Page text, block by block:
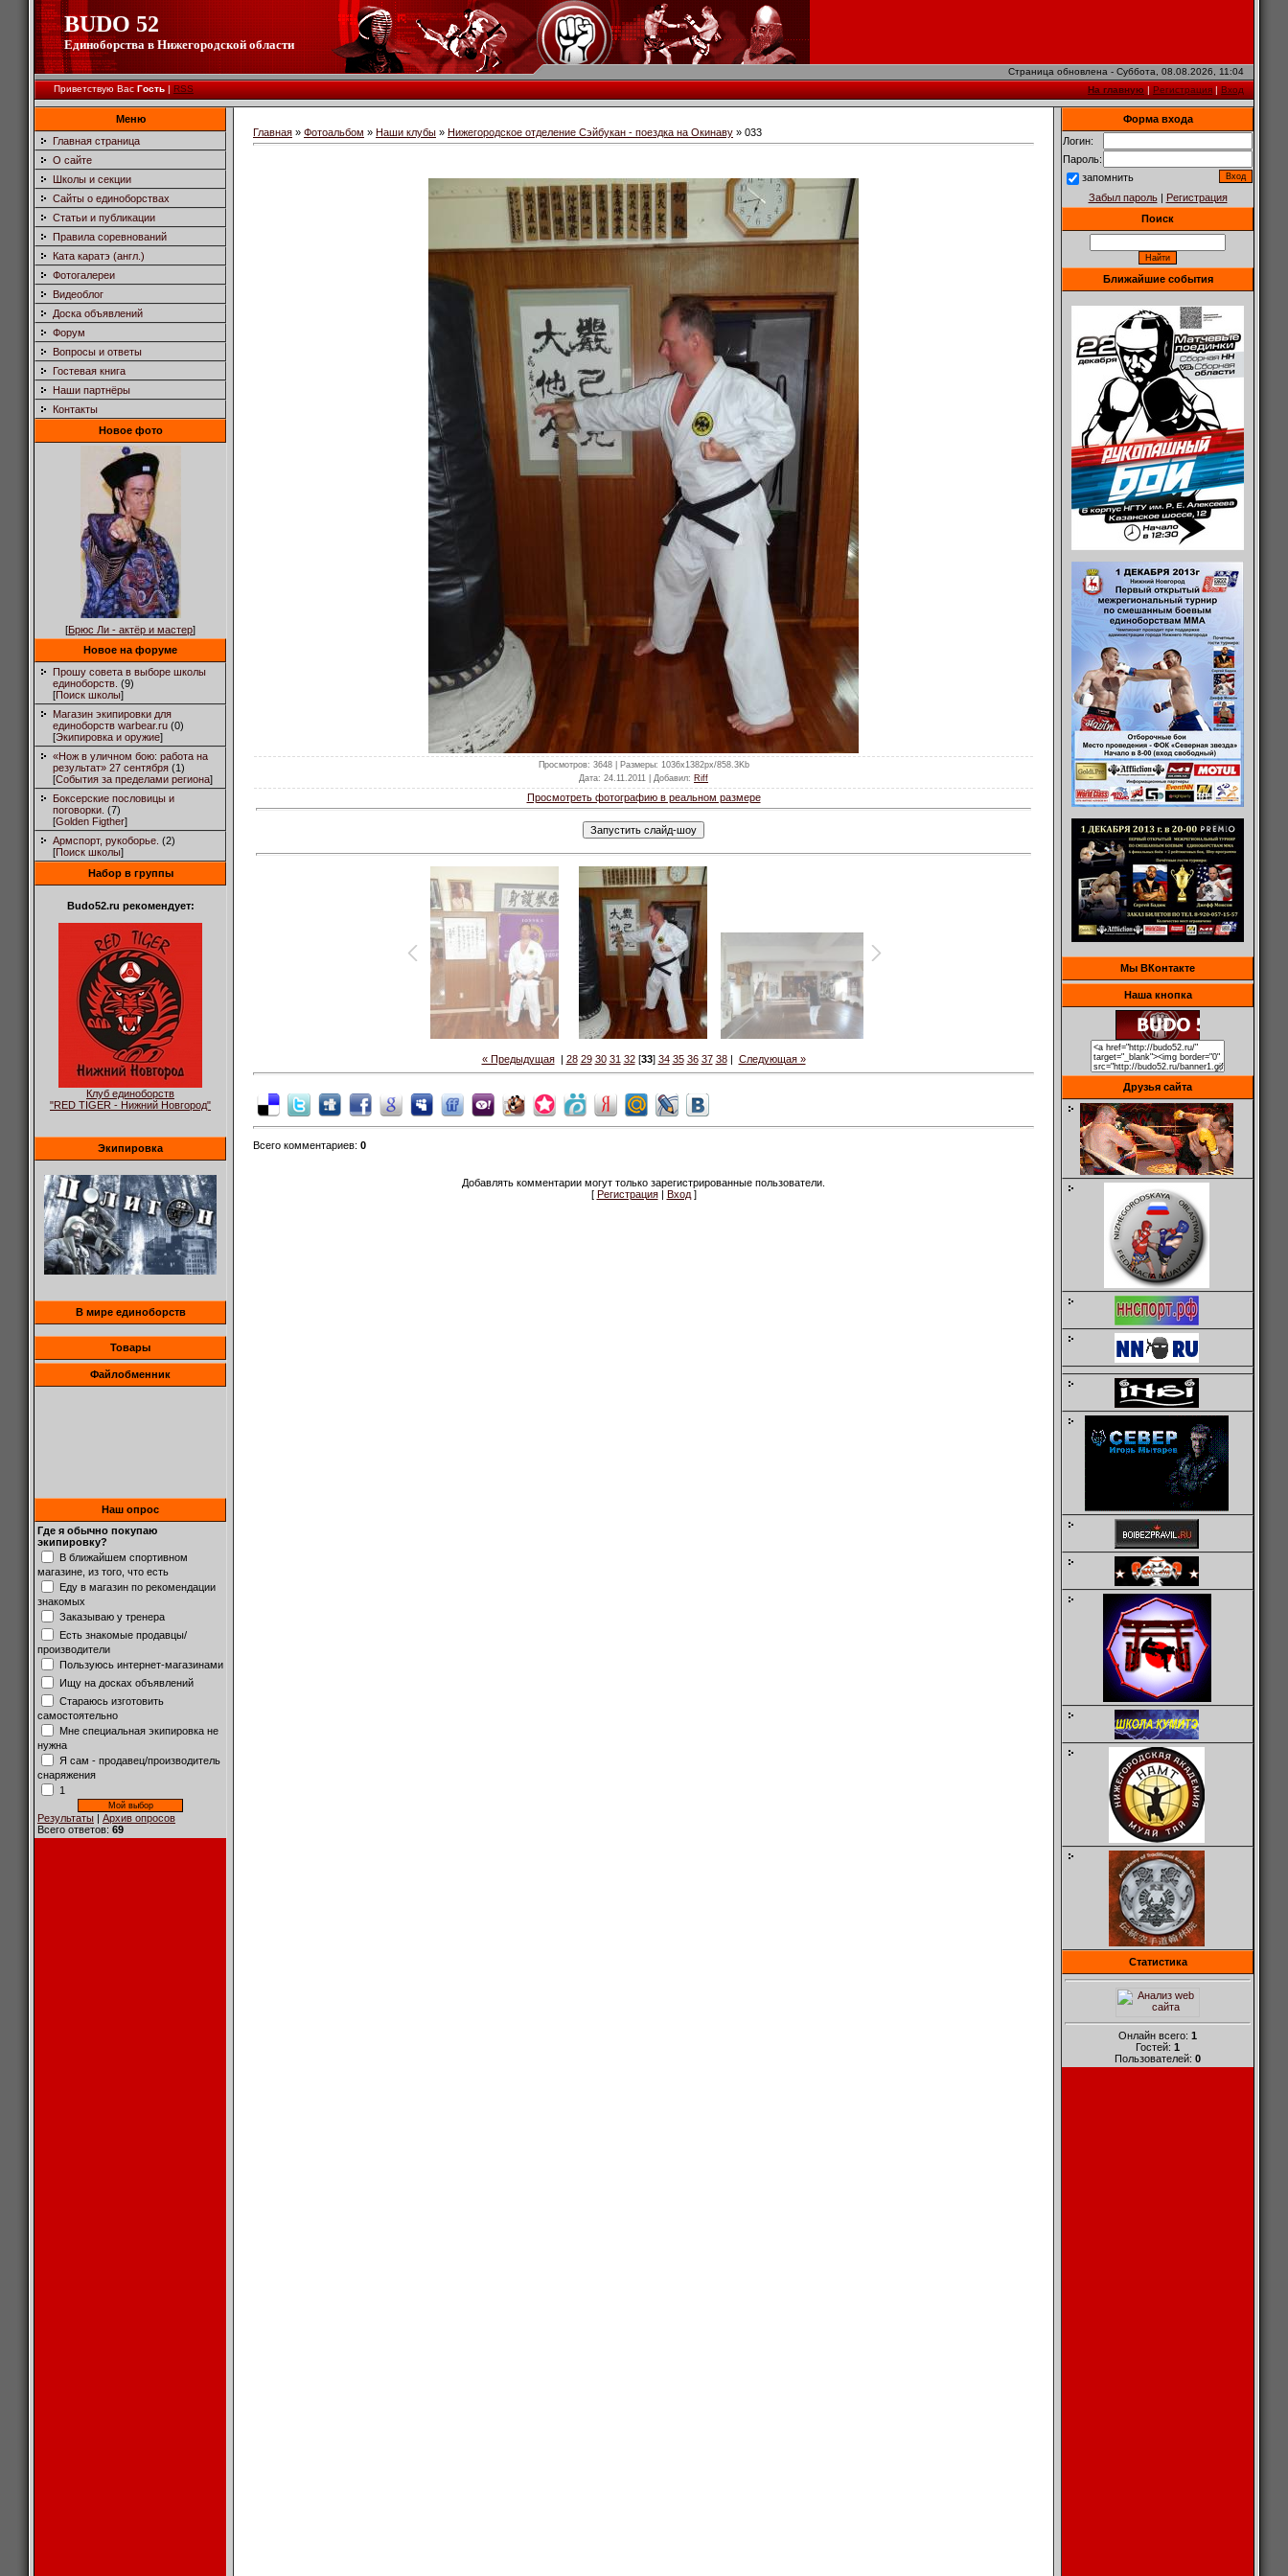
BUDO 52
Единоборства в Нижегородской области
Страница обновлена - Суббота, 08.08.2026, 11:04
Приветствую Вас Гость|RSS На главную|Регистрация|Вход
Меню
Главная страница
О сайте
Школы и секции
Сайты о единоборствах
Статьи и публикации
Правила соревнований
Ката каратэ (англ.)
Фотогалереи
Видеоблог
Доска объявлений
Форум
Вопросы и ответы
Гостевая книга
Наши партнёры
Контакты
Новое фото
[Брюс Ли - актёр и мастер]
Новое на форуме
Прошу совета в выборе школы
единоборств. (9)
[Поиск школы]
Магазин экипировки для
единоборств warbear.ru (0)
[Экипировка и оружие]
«Нож в уличном бою: работа на
результат» 27 сентября (1)
[События за пределами региона]
Боксерские пословицы и
поговорки. (7)
[Golden Figther]
Армспорт, рукоборье. (2)
[Поиск школы]
Набор в группы
Budo52.ru рекомендует:
Клуб единоборств
"RED TIGER - Нижний Новгород"
Экипировка
В мире единоборств
Товары
Файлобменник
Наш опрос
Где я обычно покупаю
экипировку?
В ближайшем спортивном
магазине, из того, что есть
Еду в магазин по рекомендации
знакомых
Заказываю у тренера
Есть знакомые продавцы/
производители
Пользуюсь интернет-магазинами
Ищу на досках объявлений
Стараюсь изготовить
самостоятельно
Мне специальная экипировка не
нужна
Я сам - продавец/производитель
снаряжения
1
Результаты | Архив опросов
Всего ответов: 69
Главная » Фотоальбом » Наши клубы » Нижегородское отделение Сэйбукан - поездка на Окинаву » 033
Просмотров: 3648 | Размеры: 1036x1382px/858.3Kb
Дата: 24.11.2011 | Добавил: Riff
Просмотреть фотографию в реальном размере
« Предыдущая| 28 29 30 31 32[33] 34 35 36 37 38| Следующая »
Всего комментариев: 0
Добавлять комментарии могут только зарегистрированные пользователи.
[ Регистрация| Вход]
Форма входа
Логин:
Пароль:
запомнить
Забыл пароль| Регистрация
Поиск
Ближайшие события
Мы ВКонтакте
Наша кнопка
Друзья сайта
Статистика
Онлайн всего: 1
Гостей: 1
Пользователей: 0